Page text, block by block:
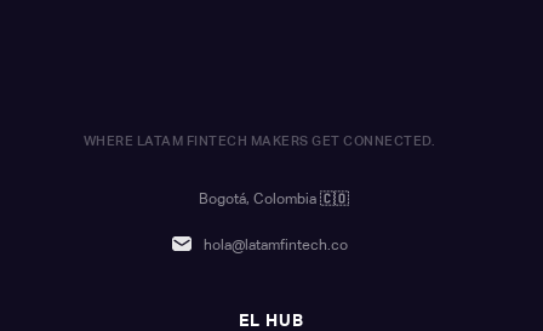
WHERE LATAM FINTECH MAKERS GET CONNECTED.
Bogotá, Colombia 🇨🇴
hola@latamfintech.co
EL HUB